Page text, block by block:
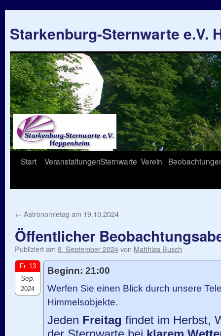
Starkenburg-Sternwarte e.V.
Springe
Start VeranstaltungenSternwarte Verein
← Astronomietag am 19.10.2024
Öffentlicher
Publiziert am 8. September 2024von Matthias Busch
Fr. 13
Sep.
2024
Beginn: 21:00
Werfen Sie einen Blick durch unsere
Himmelsobjekte.
Jeden Freitag findet im Herbst,